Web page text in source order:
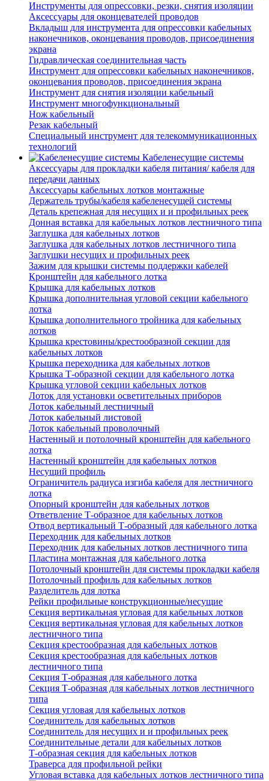
Инструменты для опрессовки, резки, снятия изоляции
Аксессуары для оконцевателей проводов
Вкладыш для инструмента для опрессовки кабельных
наконечников, оконцевания проводов, присоединения
экрана
Гидравлическая соединительная часть
Инструмент для опрессовки кабельных наконечников,
оконцевания проводов, присоединения экрана
Инструмент для снятия изоляции кабельный
Инструмент многофункциональный
Нож кабельный
Резак кабельный
Специальный инструмент для телекоммуникационных
технологий
Кабеленесущие системы
Аксессуары для прокладки кабеля питания/ кабеля для
передачи данных
Аксессуары кабельных лотков монтажные
Держатель трубы/кабеля кабеленесущей системы
Деталь крепежная для несущих и и профильных реек
Донная вставка для кабельных лотков лестничного типа
Заглушка для кабельных лотков
Заглушка для кабельных лотков лестничного типа
Заглушки несущих и профильных реек
Зажим для крышки системы поддержки кабелей
Кронштейн для кабельного лотка
Крышка для кабельных лотков
Крышка дополнительная угловой секции кабельного
лотка
Крышка дополнительного тройника для кабельных
лотков
Крышка крестовины/крестообразной секции для
кабельных лотков
Крышка переходника для кабельных лотков
Крышка Т-образной секции для кабельного лотка
Крышка угловой секции кабельных лотков
Лоток для установки осветительных приборов
Лоток кабельный лестничный
Лоток кабельный листовой
Лоток кабельный проволочный
Настенный и потолочный кронштейн для кабельного
лотка
Настенный кронштейн для кабельных лотков
Несущий профиль
Ограничитель радиуса изгиба кабеля для лестничного
лотка
Опорный кронштейн для кабельных лотков
Ответвление Т-образное для кабельных лотков
Отвод вертикальный Т-образный для кабельного лотка
Переходник для кабельных лотков
Переходник для кабельных лотков лестничного типа
Пластина монтажная для кабельного лотка
Потолочный кронштейн для системы прокладки кабеля
Потолочный профиль для кабельных лотков
Разделитель для лотка
Рейки профильные конструкционные/несущие
Секция вертикальная угловая для кабельных лотков
Секция вертикальная угловая для кабельных лотков
лестничного типа
Секция крестообразная для кабельных лотков
Секция крестообразная для кабельных лотков
лестничного типа
Секция Т-образная для кабельного лотка
Секция Т-образная для кабельных лотков лестничного
типа
Секция угловая для кабельных лотков
Соединитель для кабельных лотков
Соединитель для несущих и и профильных реек
Соединительные детали для кабельных лотков
Т-образная секция для кабельных лотков
Траверса для профильной рейки
Угловая вставка для кабельных лотков лестничного типа